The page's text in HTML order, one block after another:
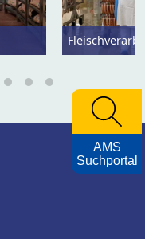
AMS
Suchportal